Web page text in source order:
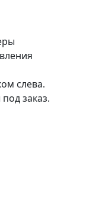
слева.
заказ.